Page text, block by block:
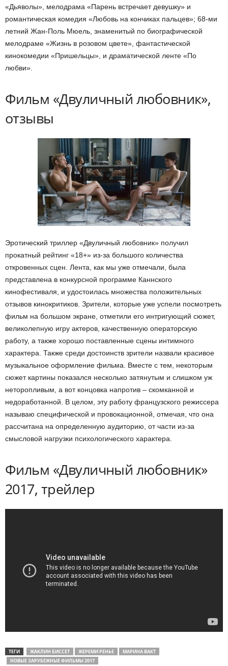
«Дьяволы», мелодрама «Парень встречает девушку» и
романтическая комедия «Любовь на кончиках пальцев»; 68-ми
летний Жан-Поль Мюель, знаменитый по биографической
мелодраме «Жизнь в розовом цвете», фантастической
кинокомедии «Пришельцы», и драматической ленте «По
любви».
Фильм «Двуличный любовник»,
отзывы
Эротический триллер «Двуличный любовник» получил
прокатный рейтинг «18+» из-за большого количества
откровенных сцен. Лента, как мы уже отмечали, была
представлена в конкурсной программе Каннского
кинофестиваля, и удостоилась множества положительных
отзывов кинокритиков. Зрители, которые уже успели посмотреть
фильм на большом экране, отметили его интригующий сюжет,
великолепную игру актеров, качественную операторскую
работу, а также хорошо поставленные сцены интимного
характера. Также среди достоинств зрители назвали красивое
музыкальное оформление фильма. Вместе с тем, некоторым
сюжет картины показался несколько затянутым и слишком уж
неторопливым, а вот концовка напротив – скомканной и
недоработанной. В целом, эту работу французского режиссера
называю специфической и провокационной, отмечая, что она
рассчитана на определенную аудиторию, от части из-за
смысловой нагрузки психологического характера.
Фильм «Двуличный любовник»
2017, трейлер
ТЕГИ ЖАКЛИН БИССЕТ ЖЕРЕМИ РЕНЬЕ
МАРИНА ВАКТ
НОВЫЕ ЗАРУБЕЖНЫЕ ФИЛЬМЫ 2017